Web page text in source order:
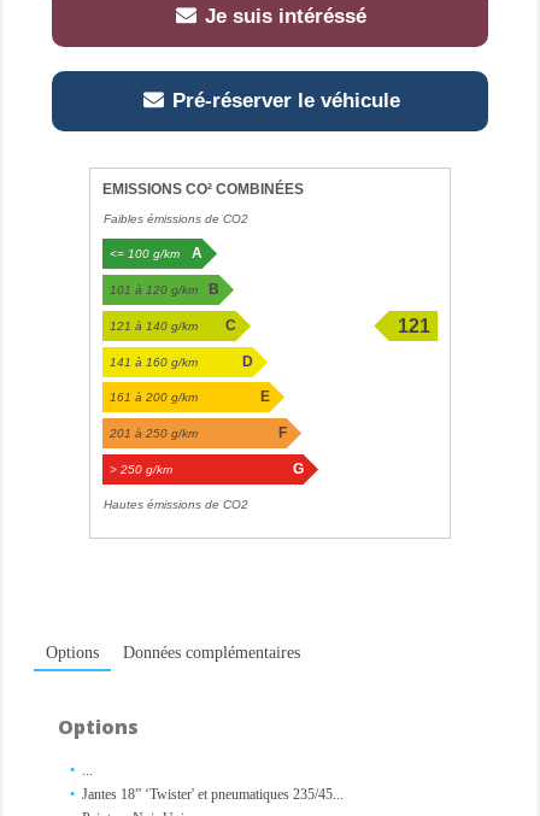
Options Données complémentaires
Options
Jantes 18” ‘Twister' et pneumatiques 235/45...
Je suis intéréssé
Pré-réserver le véhicule
EMISSIONS CO² COMBINÉES
Faibles émissions de CO2
<= 100 g/km A
101 à 120 g/km B
121 à 140 g/km C
121
141 à 160 g/km D
161 à 200 g/km E
201 à 250 g/km F
> 250 g/km G
Hautes émissions de CO2